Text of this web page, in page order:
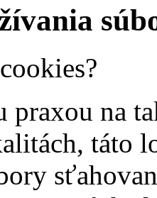
praxou na
táto